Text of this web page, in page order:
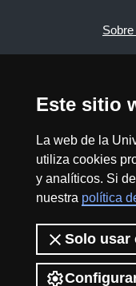
Este sitio
La web de la
utiliza cookies
y analíticos. Si
nuestra política
Solo usar
No Comercial
View low-bandwidth version